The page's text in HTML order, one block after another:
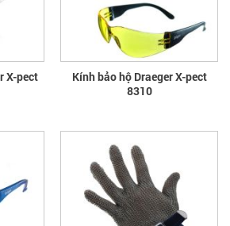
X-pect
Kính bảo hộ Draeger X-pect
8310